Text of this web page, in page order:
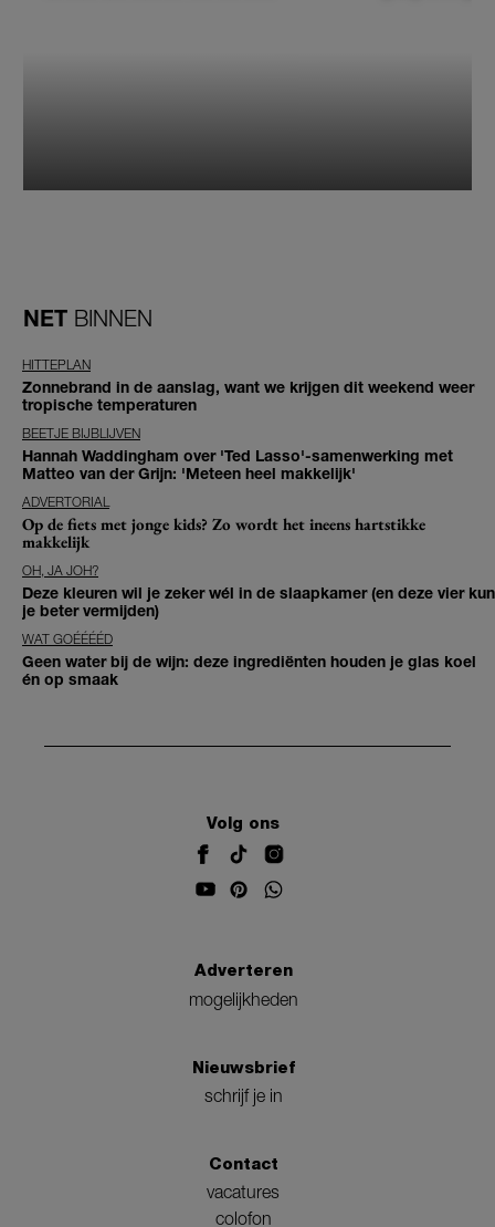
NET BINNEN
HITTEPLAN
Zonnebrand in de aanslag, want we krijgen dit weekend weer
tropische temperaturen
BEETJE BIJBLIJVEN
Hannah Waddingham over 'Ted Lasso'-samenwerking met
Matteo van der Grijn: 'Meteen heel makkelijk'
ADVERTORIAL
Op de fiets met jonge kids? Zo wordt het ineens hartstikke
makkelijk
OH, JA JOH?
Deze kleuren wil je zeker wél in de slaapkamer (en deze vier kun
je beter vermijden)
WAT GOÉÉÉÉD
Geen water bij de wijn: deze ingrediënten houden je glas koel
én op smaak
Volg ons
Adverteren
mogelijkheden
Nieuwsbrief
schrijf je in
Contact
vacatures
colofon